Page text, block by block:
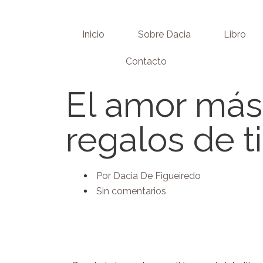
Inicio Sobre Dacia Libro
Contacto
El amor
regalos de
Por Dacia De Figueiredo
Sin comentarios